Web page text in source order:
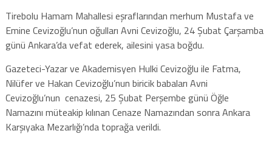
Tirebolu Hamam Mahallesi eşraflarından merhum Mustafa ve
Emine Cevizoğlu’nun oğulları Avni Cevizoğlu, 24 Şubat Çarşamba
günü Ankara’da vefat ederek, ailesini yasa boğdu.
Gazeteci-Yazar ve Akademisyen Hulki Cevizoğlu ile Fatma,
Nilüfer ve Hakan Cevizoğlu’nun biricik babaları Avni
Cevizoğlu’nun cenazesi, 25 Şubat Perşembe günü Öğle
Namazını müteakip kılınan Cenaze Namazından sonra Ankara
Karşıyaka Mezarlığı’nda toprağa verildi.